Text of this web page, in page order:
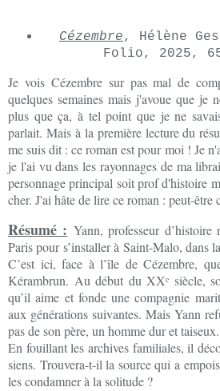
Cézembre, Hélène
Folio, 2025,
Je vois Cézembre sur pas mal de
quelques semaines mais j'avoue que je
plus que ça, à tel point que je ne
parlait. Mais à la première lecture du
me suis dit : ce roman est pour moi ! Je
je l'ai vu dans les rayonnages de ma
personnage principal soit prof d'histoire
cher. J'ai hâte de lire ce roman : peut-être
Résumé : Yann, professeur
Paris pour s’installer à Saint-Malo, dans
C’est ici, face à l’île de Cézembre,
Kérambrun. Au début du XXᵉ siècle,
qu’il aime et fonde une compagnie
aux générations suivantes. Mais Yann
pas de son père, un homme dur et taiseux.
En fouillant les archives familiales, il
siens. Trouvera-t-il la source qui a
les condamner à la solitude ?